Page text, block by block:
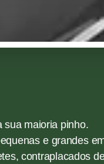
sua maioria pinho.
e grandes
contraplacados